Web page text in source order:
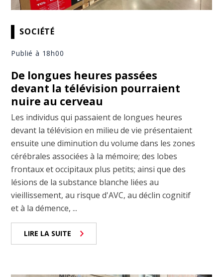
SOCIÉTÉ
Publié à 18h00
De longues heures passées
devant la télévision pourraient
nuire au cerveau
Les individus qui passaient de longues heures
devant la télévision en milieu de vie présentaient
ensuite une diminution du volume dans les zones
cérébrales associées à la mémoire; des lobes
frontaux et occipitaux plus petits; ainsi que des
lésions de la substance blanche liées au
vieillissement, au risque d'AVC, au déclin cognitif
et à la démence, ...
LIRE LA SUITE